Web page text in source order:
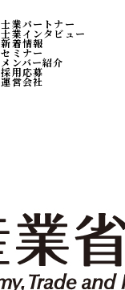
士業パートナー
士業インタビュー
新着情報
セミナー
メンバー紹介
採用応募
運営会社